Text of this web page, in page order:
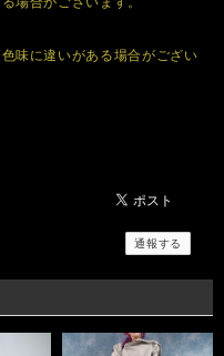
味に違いがある場合がござい
通報する